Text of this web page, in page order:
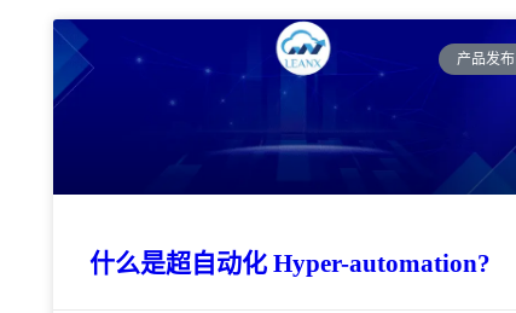
产品发布
什么是超自动化 Hyper-automation?